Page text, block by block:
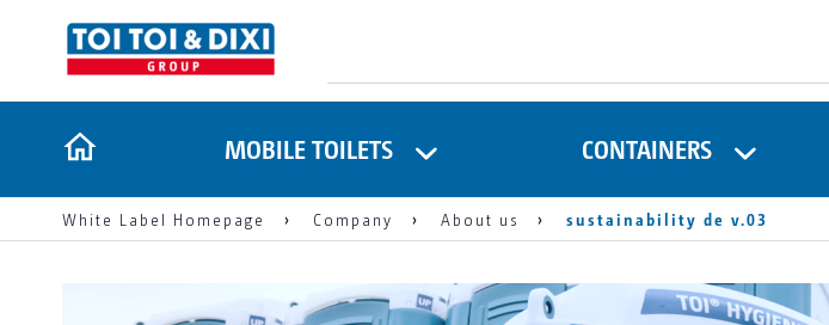
MOBILE TOILETS CONTAINERS
White Label Homepage Company About us sustainability de v.03